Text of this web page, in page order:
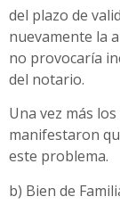
del plazo de
nuevamente la
no provocaría
del notario.
Una vez más
manifestaron
este problema.
b) Bien de